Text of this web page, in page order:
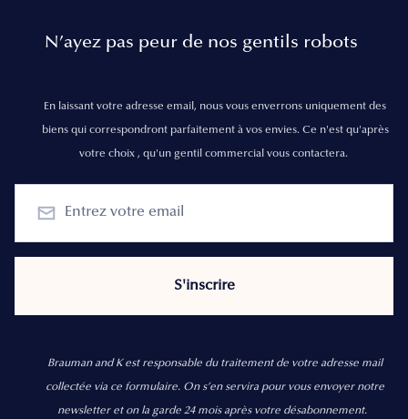
N’ayez pas peur de nos gentils robots
En laissant votre adresse email, nous vous enverrons uniquement des
biens qui correspondront parfaitement à vos envies. Ce n'est qu'après
votre choix , qu'un gentil commercial vous contactera.
Brauman and K est responsable du traitement de votre adresse mail
collectée via ce formulaire. On s’en servira pour vous envoyer notre
newsletter et on la garde 24 mois après votre désabonnement.